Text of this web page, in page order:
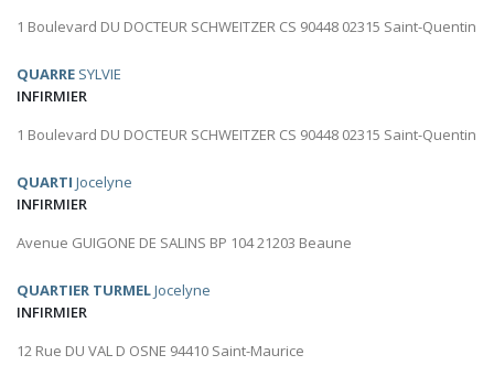
1 Boulevard DU DOCTEUR SCHWEITZER CS 90448 02315 Saint-Quentin
QUARRE SYLVIE
INFIRMIER
1 Boulevard DU DOCTEUR SCHWEITZER CS 90448 02315 Saint-Quentin
QUARTI Jocelyne
INFIRMIER
Avenue GUIGONE DE SALINS BP 104 21203 Beaune
QUARTIER TURMELJocelyne
INFIRMIER
12 Rue DU VAL D OSNE 94410 Saint-Maurice